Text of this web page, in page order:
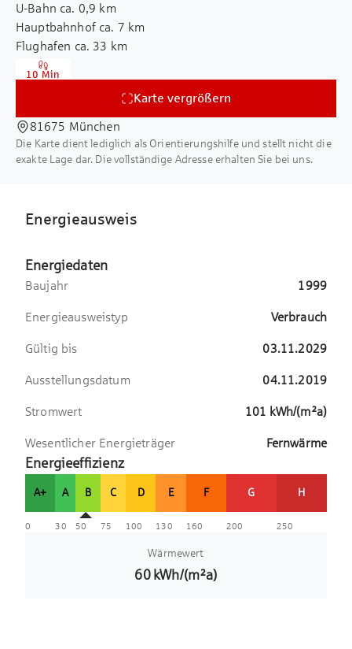
Entlüftung optional möglich
Heizung: Plattenheizkörper und Unterflur-
Konvektoren, raumweise steuerbar
WC-Schächte
Informationen des Vermieters. Eine Haftung
für deren Richtigkeit und Vollständigkeit
können wir nicht übernehmen. Sämtliche
U-Bahn ca. 0,9 km
Hauptbahnhof ca. 7 km
Flughafen ca. 33 km
Autobahn ca. 2,5 km
Gewerbesteuerhebesatz 490%
10 Min
Karte vergrößern
81675 München
Die Karte dient lediglich als Orientierungshilfe und stellt nicht die
exakte Lage dar. Die vollständige Adresse erhalten Sie bei uns.
Energieausweis
Energiedaten
Baujahr 1999
Energieausweistyp Verbrauch
Gültig bis 03.11.2029
Ausstellungsdatum 04.11.2019
Stromwert 101 kWh/(m²a)
Wesentlicher Energieträger Fernwärme
Energieeffizienz
A+ A B C D E F G H
0 30 50 75 100 130 160 200 250
Wärmewert
60 kWh/(m²a)